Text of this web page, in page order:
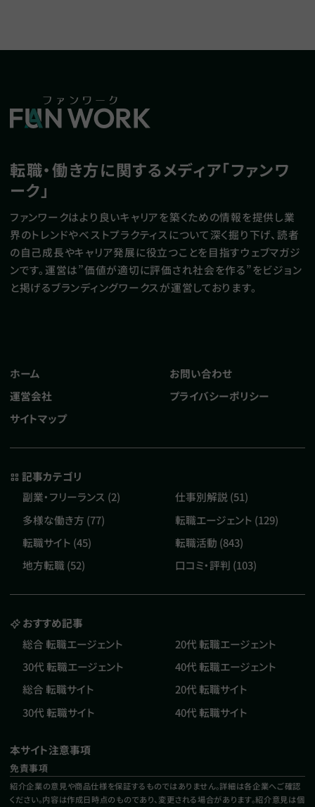
転職・働き方に関するメディア「ファンワ
ーク」
ファンワークはより良いキャリアを築くための情報を提供し業
界のトレンドやベストプラクティスについて深く掘り下げ、読者
の自己成長やキャリア発展に役立つことを目指すウェブマガジ
ンです。運営は”価値が適切に評価され社会を作る”をビジョン
と掲げるブランディングワークスが運営しております。
ホーム
お問い合わせ
運営会社
プライバシーポリシー
サイトマップ
記事カテゴリ
副業・フリーランス (2)
仕事別解説 (51)
多様な働き方 (77)
転職エージェント (129)
転職サイト (45)
転職活動 (843)
地方転職 (52)
口コミ・評判 (103)
おすすめ記事
総合 転職エージェント
20代 転職エージェント
30代 転職エージェント
40代 転職エージェント
総合 転職サイト
20代 転職サイト
30代 転職サイト
40代 転職サイト
本サイト注意事項
免責事項
紹介企業の意見や商品仕様を保証するものではありません。詳細は各企業へご確認
ください。内容は作成日時点のものであり、変更される場合があります。紹介意見は個